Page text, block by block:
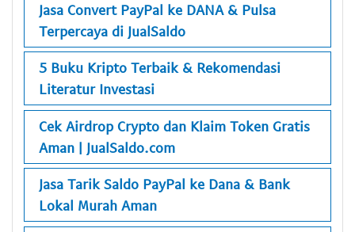
Jasa Convert PayPal ke DANA & Pulsa
Terpercaya di JualSaldo
5 Buku Kripto Terbaik & Rekomendasi
Literatur Investasi
Cek Airdrop Crypto dan Klaim Token Gratis
Aman | JualSaldo.com
Jasa Tarik Saldo PayPal ke Dana & Bank
Lokal Murah Aman